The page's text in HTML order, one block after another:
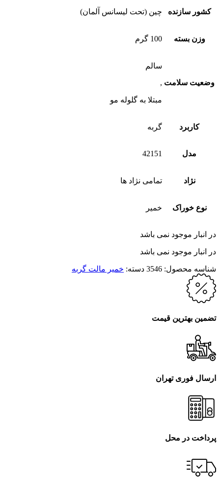
کشور سازنده چین (تحت لیسانس آلمان)
وزن بسته 100 گرم
وضعیت سلامت
سالم
,
مبتلا به گلوله مو
کاربرد گربه
مدل 42151
نژاد تمامی نژاد ها
نوع خوراک خمیر
در انبار موجود نمی باشد
در انبار موجود نمی باشد
شناسه محصول: 3546 دسته: خمیر مالت گربه
تضمین بهترین قیمت
ارسال فوری تهران
پرداخت در محل